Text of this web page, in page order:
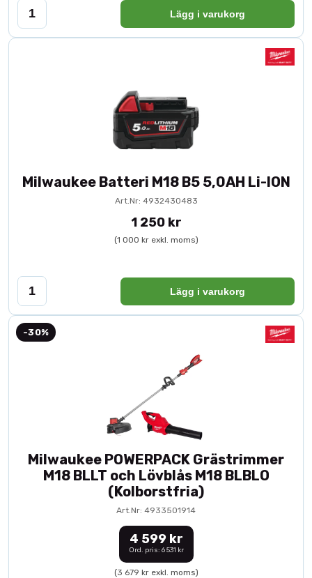
Lägg i varukorg
Milwaukee Batteri M18 B5 5,0AH Li-ION
Art.Nr: 4932430483
1 250 kr
(1 000 kr exkl. moms)
Lägg i varukorg
-30%
Milwaukee POWERPACK Grästrimmer
M18 BLLT och Lövblås M18 BLBLO
(Kolborstfria)
Art.Nr: 4933501914
4 599 kr
Ord. pris: 6 531 kr
(3 679 kr exkl. moms)